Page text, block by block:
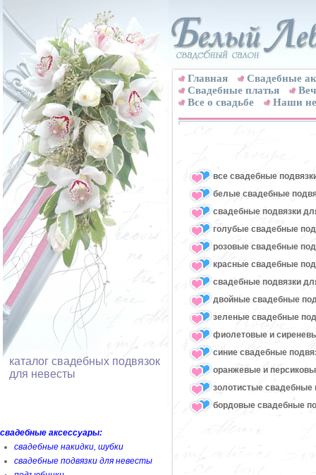
каталог свадебных подвязок
для невесты
свадебные аксессуары:
свадебные накидки, шубки
свадебные подвязки для невесты
Главная
Свадебные
Cвадебные платья
Все о свадьбе
Наши
все свадебные
белые свадебные
свадебные подвязки
голубые свадебные
розовые свадебные
красные свадебные
свадебные подвязки
двойные свадебные
зеленые свадебные
фиолетовые и
синие свадебные
оранжевые и
золотистые свадебные
бордовые свадебные